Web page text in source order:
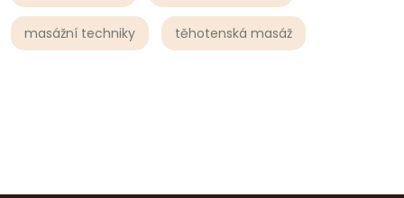
masážní techniky těhotenská masáž